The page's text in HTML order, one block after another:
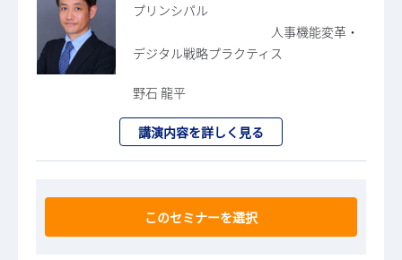
プリンシパル
人事機能変革・
デジタル戦略プラクティス
野石 龍平
講演内容を詳しく見る
このセミナーを選択